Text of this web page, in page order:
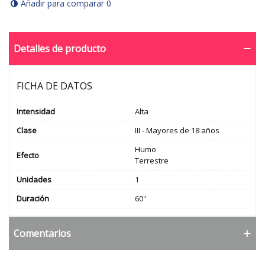
Añadir para comparar 0
Detalles de producto
FICHA DE DATOS
Intensidad
Alta
Clase
III - Mayores de 18 años
Efecto
Humo
Terrestre
Unidades
1
Duración
60''
Comentarios